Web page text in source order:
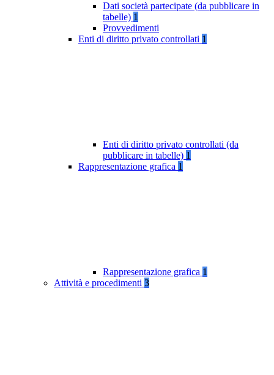
Dati società partecipate (da pubblicare in
tabelle) 1
Provvedimenti
Enti di diritto privato controllati 1
Enti di diritto privato controllati (da
pubblicare in tabelle) 1
Rappresentazione grafica 1
Rappresentazione grafica 1
Attività e procedimenti 3